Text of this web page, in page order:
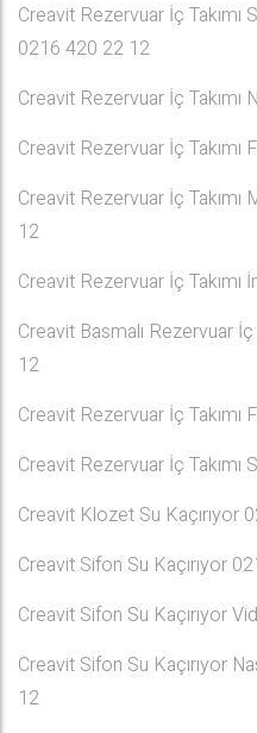
Creavit Rezervuar İç Takımı
0216 420 22 12
Creavit Rezervuar İç Takımı
Creavit Rezervuar İç
Creavit Rezervuar İç Takımı
12
Creavit Rezervuar İç Takımı
Creavit Basmalı Rezervuar İç
12
Creavit Rezervuar İç Takımı
Creavit Rezervuar İç Takımı
Creavit Klozet Su Kaçırıyor
Creavit Sifon Su Kaçırıyor
Creavit Sifon Su Kaçırıyor
Creavit Sifon Su Kaçırıyor
12